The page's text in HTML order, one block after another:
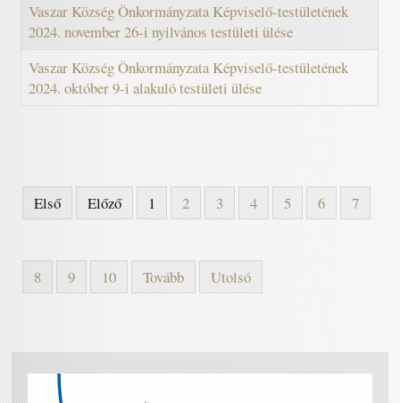
Vaszar Község Önkormányzata Képviselő-testületének
2024. november 26-i nyilvános testületi ülése
Vaszar Község Önkormányzata Képviselő-testületének
2024. október 9-i alakuló testületi ülése
Első Előző 1 2 3 4 5 6 7
8 9 10 Tovább Utolsó